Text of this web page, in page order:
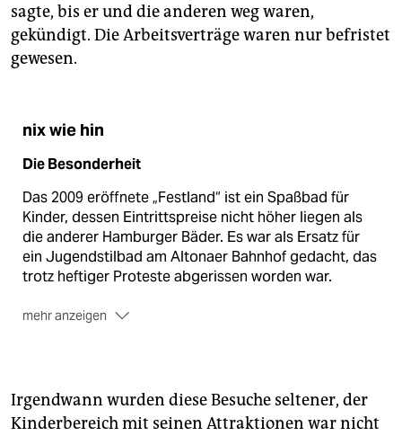
sagte, bis er und die anderen weg waren,
gekündigt. Die Arbeitsverträge waren nur befristet
gewesen.
nix wie hin
Die Besonderheit
Das 2009 eröffnete „Festland“ ist ein Spaßbad für
Kinder, dessen Eintrittspreise nicht höher liegen als
die anderer Hamburger Bäder. Es war als Ersatz für
ein Jugendstilbad am Altonaer Bahnhof gedacht, das
trotz heftiger Proteste abgerissen worden war.
mehr anzeigen
keinen Wert auf eine 50-Meter-Bahn legen – die gibt
es dort nämlich nicht.
Irgendwann wurden diese Besuche seltener, der
Kinderbereich mit seinen Attraktionen war nicht